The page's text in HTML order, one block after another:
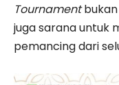
Tournamentbukan
juga sarana untuk
pemancing dari